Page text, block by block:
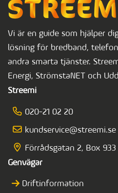
Vi är en guide som hjälper
lösning för bredband,
andra smarta tjänster.
Energi, StrömstaNET och
Streemi
020-21 02 20
kundservice@streemi.se
Förrådsgatan 2, Box
Genvägar
Driftinformation